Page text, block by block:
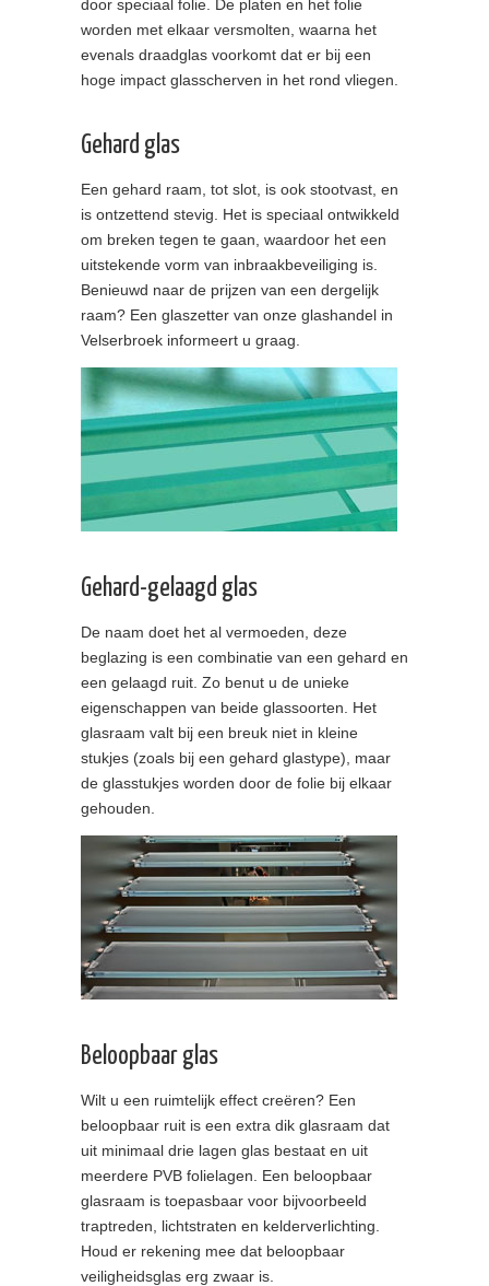
door speciaal folie. De platen en het folie
worden met elkaar versmolten, waarna het
evenals draadglas voorkomt dat er bij een
hoge impact glasscherven in het rond vliegen.
Gehard glas
Een gehard raam, tot slot, is ook stootvast, en
is ontzettend stevig. Het is speciaal ontwikkeld
om breken tegen te gaan, waardoor het een
uitstekende vorm van inbraakbeveiliging is.
Benieuwd naar de prijzen van een dergelijk
raam? Een glaszetter van onze glashandel in
Velserbroek informeert u graag.
Gehard-gelaagd glas
De naam doet het al vermoeden, deze
beglazing is een combinatie van een gehard en
een gelaagd ruit. Zo benut u de unieke
eigenschappen van beide glassoorten. Het
glasraam valt bij een breuk niet in kleine
stukjes (zoals bij een gehard glastype), maar
de glasstukjes worden door de folie bij elkaar
gehouden.
Beloopbaar glas
Wilt u een ruimtelijk effect creëren? Een
beloopbaar ruit is een extra dik glasraam dat
uit minimaal drie lagen glas bestaat en uit
meerdere PVB folielagen. Een beloopbaar
glasraam is toepasbaar voor bijvoorbeeld
traptreden, lichtstraten en kelderverlichting.
Houd er rekening mee dat beloopbaar
veiligheidsglas erg zwaar is.